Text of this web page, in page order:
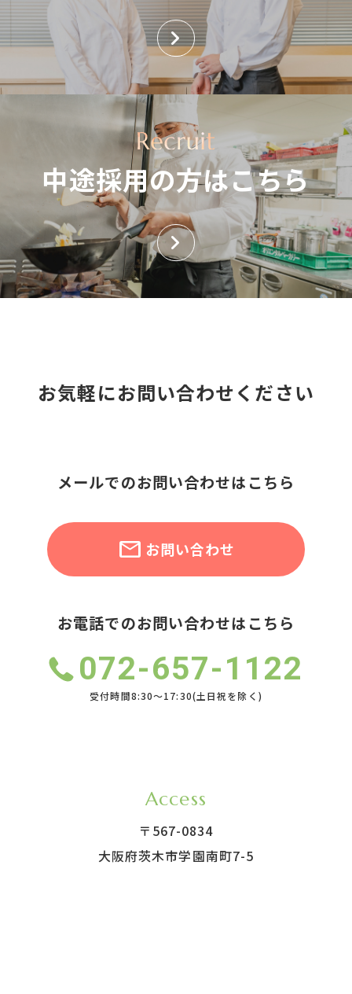
中途採用の方はこちら
お気軽にお問い合わせください
メールでのお問い合わせはこちら
お問い合わせ
お電話でのお問い合わせはこちら
072-657-1122
受付時間8:30～17:30(土日祝を除く)
Access
〒567-0834
大阪府茨木市学園南町7-5